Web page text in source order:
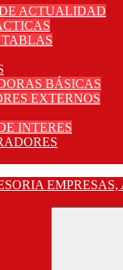
ACTUALIDAD
BÁSICAS
EXTERNOS
INTERES